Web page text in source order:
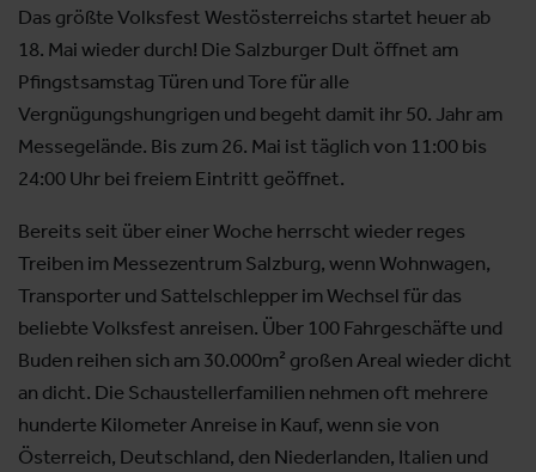
Das größte Volksfest Westösterreichs startet heuer ab
18. Mai wieder durch! Die Salzburger Dult öffnet am
Pfingstsamstag Türen und Tore für alle
Vergnügungshungrigen und begeht damit ihr 50. Jahr am
Messegelände. Bis zum 26. Mai ist täglich von 11:00 bis
24:00 Uhr bei freiem Eintritt geöffnet.
Bereits seit über einer Woche herrscht wieder reges
Treiben im Messezentrum Salzburg, wenn Wohnwagen,
Transporter und Sattelschlepper im Wechsel für das
beliebte Volksfest anreisen. Über 100 Fahrgeschäfte und
Buden reihen sich am 30.000m² großen Areal wieder dicht
an dicht. Die Schaustellerfamilien nehmen oft mehrere
hunderte Kilometer Anreise in Kauf, wenn sie von
Österreich, Deutschland, den Niederlanden, Italien und